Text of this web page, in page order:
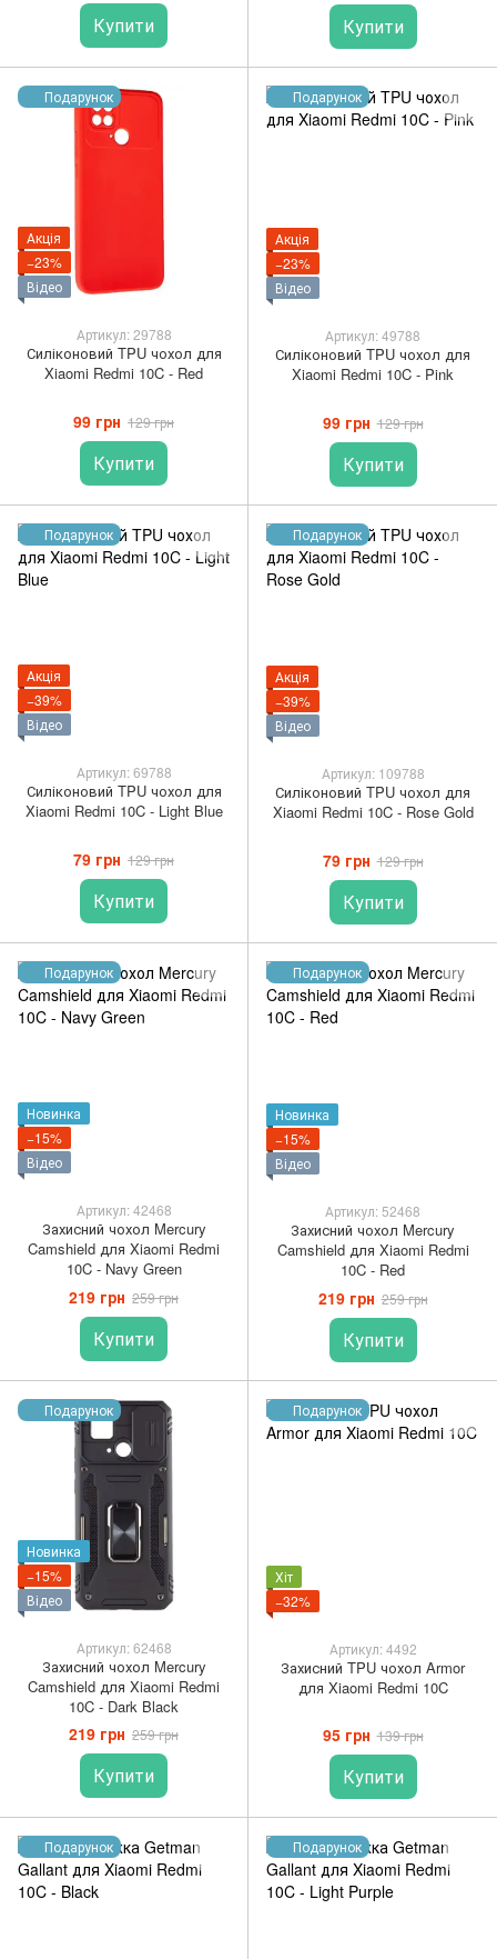
Купити Купити
Подарунок
Акція
−23%
Відео
Артикул: 29788
Силіконовий TPU чохол для
Xiaomi Redmi 10C - Red
99 грн 129 грн
Купити
Подарунок
Акція
−23%
Відео
Артикул: 49788
Силіконовий TPU чохол для
Xiaomi Redmi 10C - Pink
99 грн 129 грн
Купити
Подарунок
Акція
−39%
Відео
Артикул: 69788
Силіконовий TPU чохол для
Xiaomi Redmi 10C - Light Blue
79 грн 129 грн
Купити
Подарунок
Акція
−39%
Відео
Артикул: 109788
Силіконовий TPU чохол для
Xiaomi Redmi 10C - Rose Gold
79 грн 129 грн
Купити
Подарунок
Новинка
−15%
Відео
Артикул: 42468
Захисний чохол Mercury
Camshield для Xiaomi Redmi
10C - Navy Green
219 грн 259 грн
Купити
Подарунок
Новинка
−15%
Відео
Артикул: 52468
Захисний чохол Mercury
Camshield для Xiaomi Redmi
10C - Red
219 грн 259 грн
Купити
Подарунок
Новинка
−15%
Відео
Артикул: 62468
Захисний чохол Mercury
Camshield для Xiaomi Redmi
10C - Dark Black
219 грн 259 грн
Купити
Подарунок
Хіт
−32%
Артикул: 4492
Захисний TPU чохол Armor
для Xiaomi Redmi 10C
95 грн 139 грн
Купити
Подарунок Подарунок